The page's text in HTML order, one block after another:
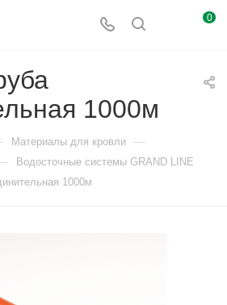
0
1000м
Материалы для кровли —
Водосточные системы GRAND LINE
1000м